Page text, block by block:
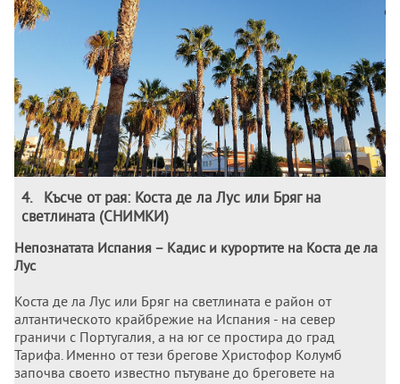
4.
Късче от рая: Коста де ла Лус или Бряг на
светлината (СНИМКИ)
Непознатата Испания – Кадис и курортите на Коста де ла
Лус
Коста де ла Лус или Бряг на светлината е район от
алтантическото крайбрежие на Испания - на север
граничи с Португалия, а на юг се простира до град
Тарифа. Именно от тези брегове Христофор Колумб
започва своето известно пътуване до бреговете на